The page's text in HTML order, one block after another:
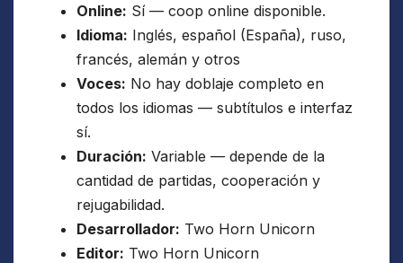
Online: Sí — coop online disponible.
Idioma: Inglés, español (España), ruso,
francés, alemán y otros
Voces: No hay doblaje completo en
todos los idiomas — subtítulos e interfaz
sí.
Duración: Variable — depende de la
cantidad de partidas, cooperación y
rejugabilidad.
Desarrollador: Two Horn Unicorn
Editor: Two Horn Unicorn